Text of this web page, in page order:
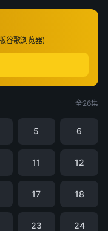
谷歌浏览器)
全26集
5 6
11 12
17 18
23 24